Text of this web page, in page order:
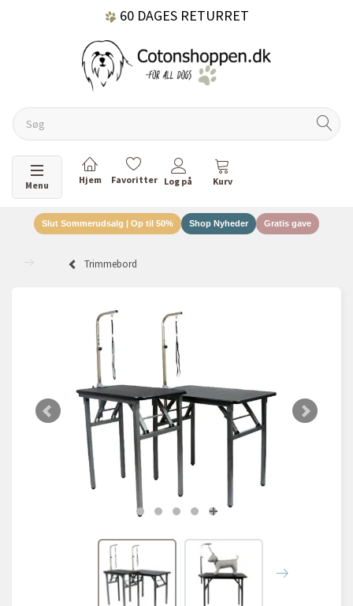
60 DAGES RETURRET
Skifte navigation
Menu
Slut Sommerudsalg | Op til 50% Shop Nyheder Gratis gave
Trimmebord